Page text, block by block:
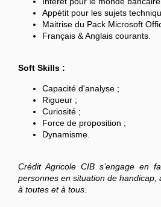
Appétit pour les sujets
Maitrise du Pack Microsoft
Français & Anglais courants.
Soft Skills :
Capacité d'analyse ;
Rigueur ;
Curiosité ;
Force de proposition ;
Dynamisme.
Crédit Agricole CIB s’engage en
personnes en situation de handicap,
à toutes et à tous.